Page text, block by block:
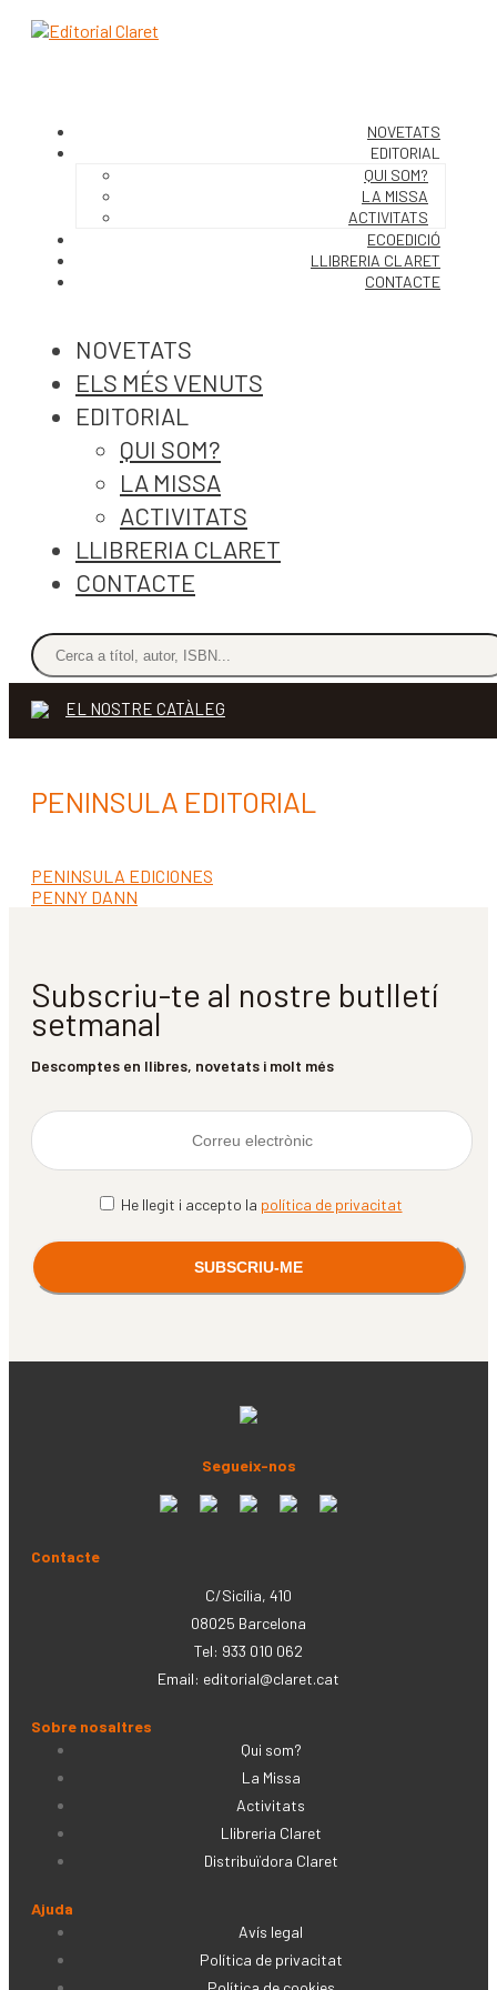
NOVETATS
EDITORIAL
QUI SOM?
LA MISSA
ACTIVITATS
ECOEDICIÓ
LLIBRERIA CLARET
CONTACTE
NOVETATS
ELS MÉS VENUTS
EDITORIAL
QUI SOM?
LA MISSA
ACTIVITATS
LLIBRERIA CLARET
CONTACTE
EL NOSTRE CATÀLEG
PENINSULA EDITORIAL
Navegació
d'entrades
Entrada
anterior:
PENINSULA EDICIONES
Pròxima
PENNY DANN
Subscriu-te al nostre butlletí
setmanal
Descomptes en llibres, novetats i molt més
He llegit i accepto la política de privacitat
Segueix-nos
Contacte
C/Sicília, 410
08025 Barcelona
Tel: 933 010 062
Email: editorial@claret.cat
Sobre nosaltres
Qui som?
La Missa
Activitats
Llibreria Claret
Distribuïdora Claret
Ajuda
Avís legal
Política de privacitat